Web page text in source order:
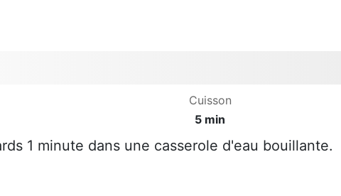
Cuisson
5 min
1 minute dans une casserole d'eau bouillante.